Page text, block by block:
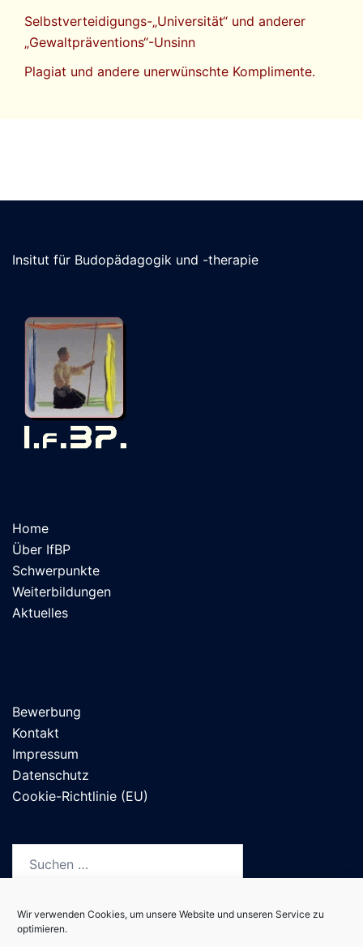
Wir verwenden Cookies, um unsere Website und unseren Service zu
optimieren.
Selbstverteidigungs-„Universität“ und anderer
„Gewaltpräventions“-Unsinn
Plagiat und andere unerwünschte Komplimente.
Insitut für Budopädagogik und -therapie
Home
Über IfBP
Schwerpunkte
Weiterbildungen
Aktuelles
Bewerbung
Kontakt
Impressum
Datenschutz
Cookie-Richtlinie (EU)
nach: